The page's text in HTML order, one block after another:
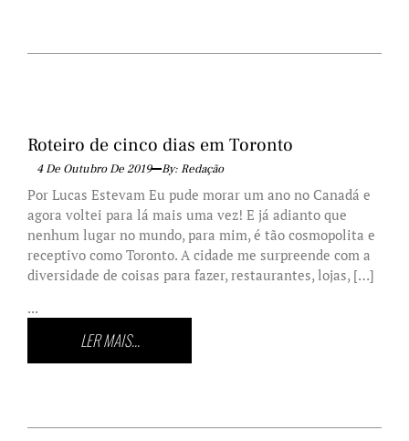
Roteiro de cinco dias em Toronto
4 De Outubro De 2019 By: Redação
Por Lucas Estevam Eu pude morar um ano no Canadá e
agora voltei para lá mais uma vez! E já adianto que
nenhum lugar no mundo, para mim, é tão cosmopolita e
receptivo como Toronto. A cidade me surpreende com a
diversidade de coisas para fazer, restaurantes, lojas, […]
...
LER MAIS...